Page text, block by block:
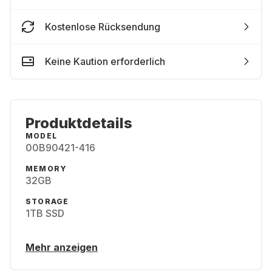
Kostenlose Rücksendung
Keine Kaution erforderlich
Produktdetails
MODEL
00B90421-416
MEMORY
32GB
STORAGE
1TB SSD
Mehr anzeigen